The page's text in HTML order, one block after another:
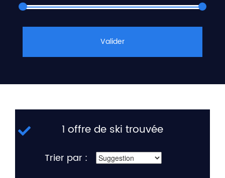
Valider
1 offre de ski trouvée
Trier par :